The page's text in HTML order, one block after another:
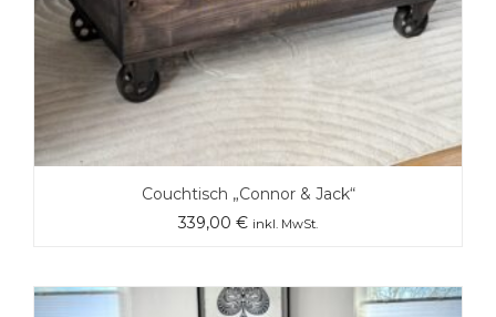
Couchtisch „Connor & Jack“
339,00 € inkl. MwSt.